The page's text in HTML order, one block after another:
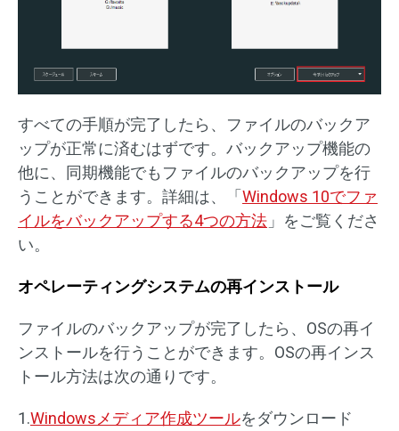
すべての手順が完了したら、ファイルのバックア
ップが正常に済むはずです。バックアップ機能の
他に、同期機能でもファイルのバックアップを行
うことができます。詳細は、「 Windows 10でファ
イルをバックアップする4つの方法 」をご覧くださ
い。
オペレーティングシステムの再インストール
ファイルのバックアップが完了したら、OSの再イ
ンストールを行うことができます。OSの再インス
トール方法は次の通りです。
1.Windowsメディア作成ツールをダウンロード